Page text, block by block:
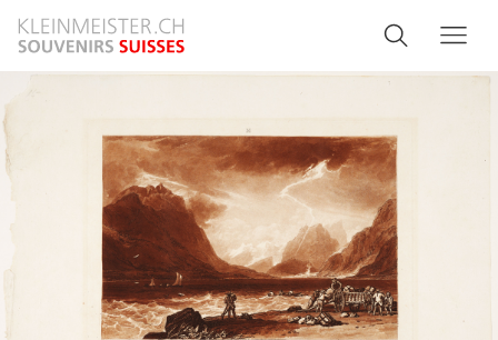
zum
Search
and
Suche